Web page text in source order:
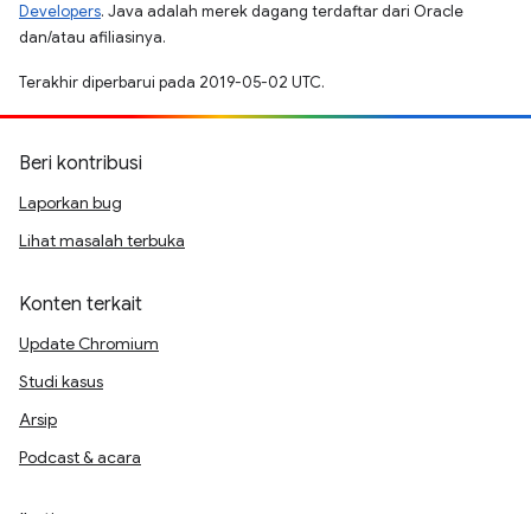
Developers. Java adalah merek dagang terdaftar dari Oracle
dan/atau afiliasinya.
Terakhir diperbarui pada 2019-05-02 UTC.
Beri kontribusi
Laporkan bug
Lihat masalah terbuka
Konten terkait
Update Chromium
Studi kasus
Arsip
Podcast & acara